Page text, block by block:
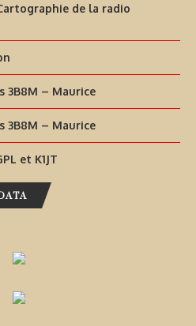
de la radio
3B8M – Maurice
3B8M – Maurice
et K1JT